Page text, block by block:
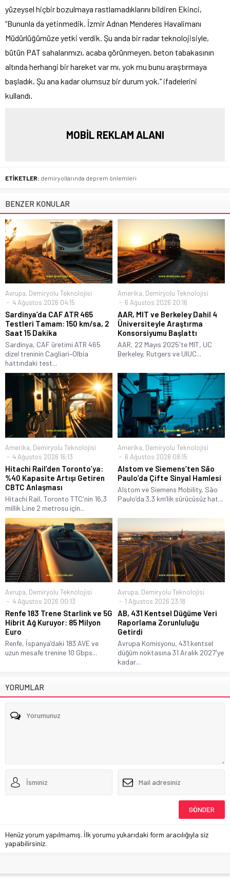
yüzeysel hiçbir bozulmaya rastlamadıklarını bildiren Ekinci,
“Bununla da yetinmedik. İzmir Adnan Menderes Havalimanı
Müdürlüğümüze yetki verdik. Şu anda bir radar teknolojisiyle,
bütün PAT sahalarımızı, acaba görünmeyen, beton tabakasının
altında herhangi bir hareket var mı, yok mu bunu araştırmaya
başladık. Şu ana kadar olumsuz bir durum yok.” ifadelerini
kullandı.
MOBİL REKLAM ALANI
ETİKETLER: demiryollarında deprem önlemleri
BENZER KONULAR
Avrupa, Demiryolu Teknolojisi
4 Ağustos 2026 04:15
Sardinya’da CAF ATR 465
Testleri Tamam: 150 km/sa, 2
Saat 15 Dakika
Sardinya, CAF üretimi ATR 465
dizel treninin Cagliari–Olbia
hattındaki test...
Amerika, Demiryolu Teknolojisi
6 Ağustos 2026 20:16
AAR, MIT ve Berkeley Dahil 4
Üniversiteyle Araştırma
Konsorsiyumu Başlattı
AAR, 22 Mayıs 2025'te MIT, UC
Berkeley, Rutgers ve UIUC...
Amerika, Demiryolu Teknolojisi
4 Ağustos 2026 16:13
Hitachi Rail’den Toronto’ya:
%40 Kapasite Artışı Getiren
CBTC Anlaşması
Hitachi Rail, Toronto TTC'nin 16,3
millik Line 2 metrosu için...
Amerika, Demiryolu Teknolojisi
6 Ağustos 2026 08:15
Alstom ve Siemens’ten São
Paulo’da Çifte Sinyal Hamlesi
Alstom ve Siemens Mobility, São
Paulo’da 3,3 km’lik sürücüsüz hat...
Avrupa, Demiryolu Teknolojisi
4 Ağustos 2026 00:13
Renfe 183 Trene Starlink ve 5G
Hibrit Ağ Kuruyor: 85 Milyon
Euro
Renfe, İspanya’daki 183 AVE ve
uzun mesafe trenine 10 Gbps...
Avrupa, Demiryolu Teknolojisi
1 Ağustos 2026 23:18
AB, 431 Kentsel Düğüme Veri
Raporlama Zorunluluğu
Getirdi
Avrupa Komisyonu, 431 kentsel
düğüm noktasına 31 Aralık 2027'ye
kadar...
YORUMLAR
Henüz yorum yapılmamış. İlk yorumu yukarıdaki form aracılığıyla siz
yapabilirsiniz.